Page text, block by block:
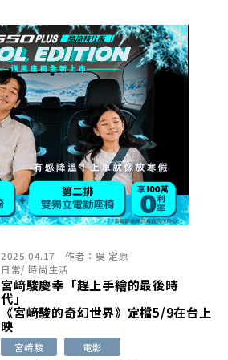
2025.04.17 作者： 吳 定原
日常/時尚生活
宮﨑駿慶幸「趕上手繪的最後時
代」
《宮﨑駿的奇幻世界》定檔5/9在台上
映
宮﨑駿 電影